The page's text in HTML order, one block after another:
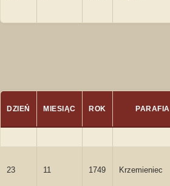
DZIEŃ MIESIĄC ROK PARAFIA
23 11 1749 Krzemieniec